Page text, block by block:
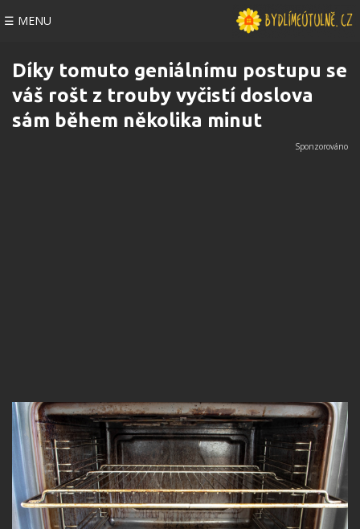
☰ MENU
Díky tomuto geniálnímu postupu se
váš rošt z trouby vyčistí doslova
sám během několika minut